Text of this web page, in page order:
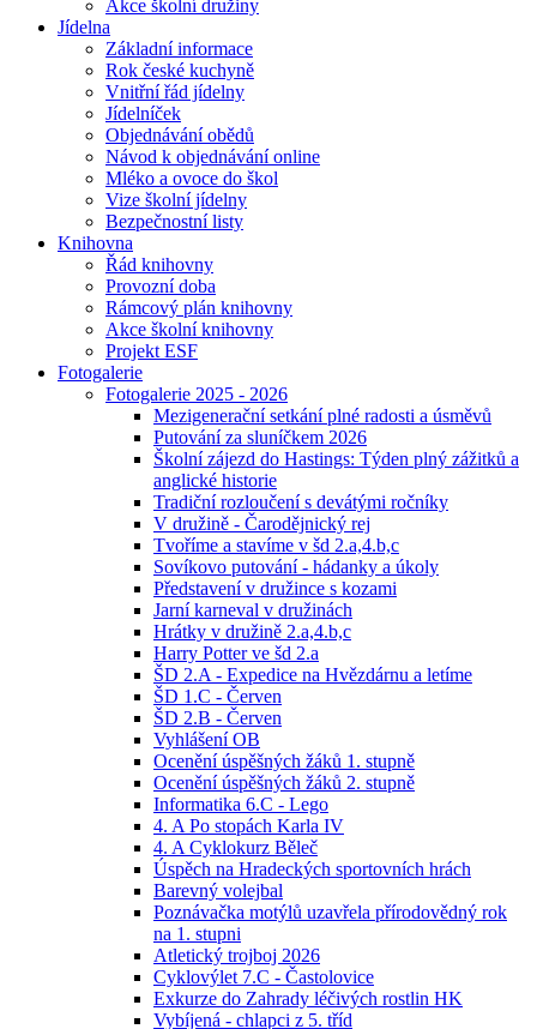
Akce školní družiny
Jídelna
Základní informace
Rok české kuchyně
Vnitřní řád jídelny
Jídelníček
Objednávání obědů
Návod k objednávání online
Mléko a ovoce do škol
Vize školní jídelny
Bezpečnostní listy
Knihovna
Řád knihovny
Provozní doba
Rámcový plán knihovny
Akce školní knihovny
Projekt ESF
Fotogalerie
Fotogalerie 2025 - 2026
Mezigenerační setkání plné radosti a úsměvů
Putování za sluníčkem 2026
Školní zájezd do Hastings: Týden plný zážitků a
anglické historie
Tradiční rozloučení s devátými ročníky
V družině - Čarodějnický rej
Tvoříme a stavíme v šd 2.a,4.b,c
Sovíkovo putování - hádanky a úkoly
Představení v družince s kozami
Jarní karneval v družinách
Hrátky v družině 2.a,4.b,c
Harry Potter ve šd 2.a
ŠD 2.A - Expedice na Hvězdárnu a letíme
ŠD 1.C - Červen
ŠD 2.B - Červen
Vyhlášení OB
Ocenění úspěšných žáků 1. stupně
Ocenění úspěšných žáků 2. stupně
Informatika 6.C - Lego
4. A Po stopách Karla IV
4. A Cyklokurz Běleč
Úspěch na Hradeckých sportovních hrách
Barevný volejbal
Poznávačka motýlů uzavřela přírodovědný rok
na 1. stupni
Atletický trojboj 2026
Cyklovýlet 7.C - Častolovice
Exkurze do Zahrady léčivých rostlin HK
Vybíjená - chlapci z 5. tříd